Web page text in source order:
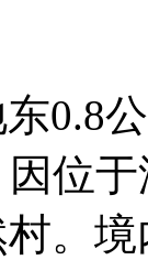
公
位
。